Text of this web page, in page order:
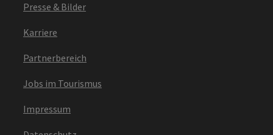
Presse & Bilder
Karriere
Partnerbereich
Jobs im Tourismus
Impressum